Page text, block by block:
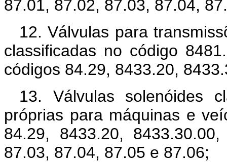
87.01, 87.02, 87.03, 87.04,
12. Válvulas para
classificadas no código
códigos 84.29, 8433.20,
13. Válvulas solenóides
próprias para máquinas e
84.29, 8433.20,
87.03, 87.04, 87.05 e 87.06;